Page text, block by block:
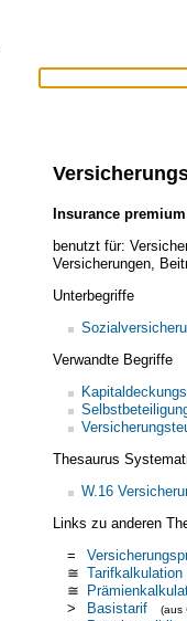
Insurance premium
benutzt für:
Versicherungen,
Unterbegriffe
Verwandte Begriffe
Thesaurus
W.16
Links zu anderen
=
≅ Tarifkalkulation
≅
>
Basistarif (aus